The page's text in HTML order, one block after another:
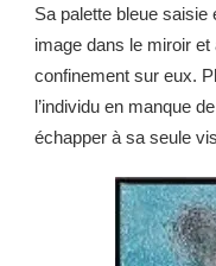
Sa palette bleue
image dans le miroir et
confinement sur eux.
l’individu en manque
échapper à sa seule